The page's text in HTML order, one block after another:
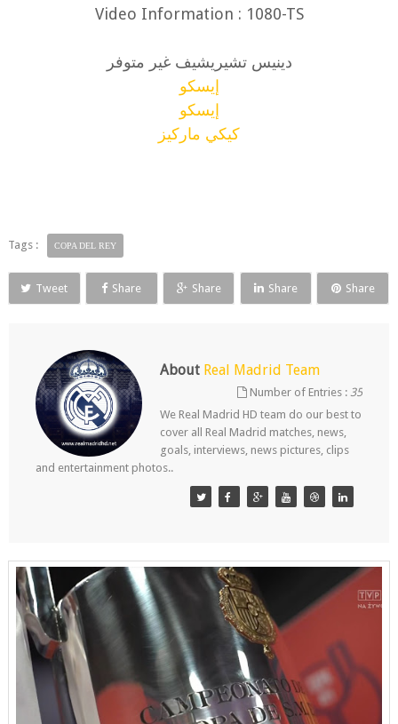
Video Information : 1080-TS
دينيس تشيريشيف غير متوفر
إيسكو
إيسكو
كيكي ماركيز
Tags : COPA DEL REY
Tweet Share Share Share Share
About Real Madrid Team
Number of Entries :35
We Real Madrid HD team do our best to
cover all Real Madrid matches, news,
goals, interviews, news pictures, clips
and entertainment photos..